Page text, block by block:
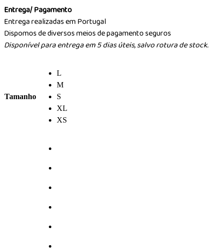
Entrega/ Pagamento
Entrega realizadas em Portugal
Dispomos de diversos meios de pagamento seguros
Disponível para entrega em 5 dias úteis, salvo rotura de stock.
Tamanho
L
M
S
XL
XS